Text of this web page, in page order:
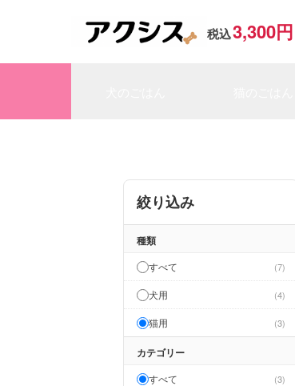
税込3,300円
絞り込み
種類
すべて 7
犬用 4
猫用 3
カテゴリー
すべて 3